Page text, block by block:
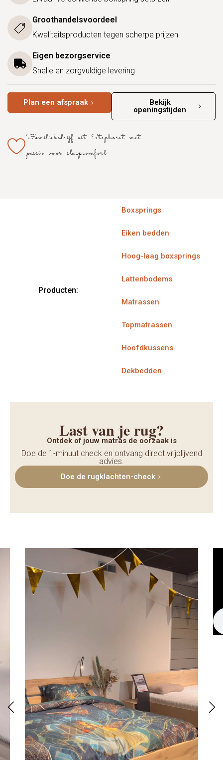
Groothandelsvoordeel
Kwaliteitsproducten tegen scherpe prijzen
Eigen bezorgservice
Snelle en zorgvuldige levering
Plan een afspraak
Bekijk
openingstijden
Familiebedrijf uit Staphorst met
passie voor slaapcomfort
Producten:
Boxsprings
Eiken bedden
Hoog-laag boxsprings
Lattenbodems
Matrassen
Topmatrassen
Hoofdkussens
Dekbedden
Last van je rug?
Ontdek of jouw matras de oorzaak is
Doe de 1-minuut check en ontvang direct vrijblijvend
advies.
Doe de rugklachten-check